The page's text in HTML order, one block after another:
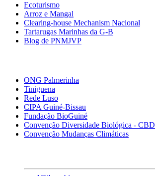
Ecoturismo
Arroz e Mangal
Clearing-house Mechanism Nacional
Tartarugas Marinhas da G-B
Blog de PNMJVP
ONG Palmerinha
Tiniguena
Rede Luso
CIPA Guiné-Bissau
Fundação BioGuiné
Convenção Diversidade Biológica - CBD
Convenção Mudanças Climáticas